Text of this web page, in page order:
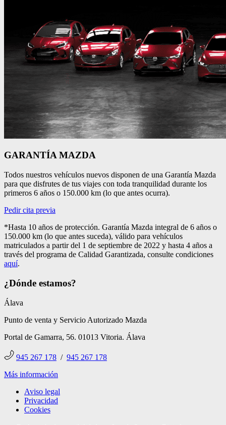
GARANTÍA MAZDA
Todos nuestros vehículos nuevos disponen de una Garantía Mazda
para que disfrutes de tus viajes con toda tranquilidad durante los
primeros 6 años o 150.000 km (lo que antes ocurra).
Pedir cita previa
*Hasta 10 años de protección. Garantía Mazda integral de 6 años o
150.000 km (lo que antes suceda), válido para vehículos
matriculados a partir del 1 de septiembre de 2022 y hasta 4 años a
través del programa de Calidad Garantizada, consulte condiciones
aquí.
¿Dónde estamos?
Álava
Punto de venta y Servicio Autorizado Mazda
Portal de Gamarra, 56. 01013 Vitoria. Álava
945 267 178 / 945 267 178
Más información
Aviso legal
Privacidad
Cookies